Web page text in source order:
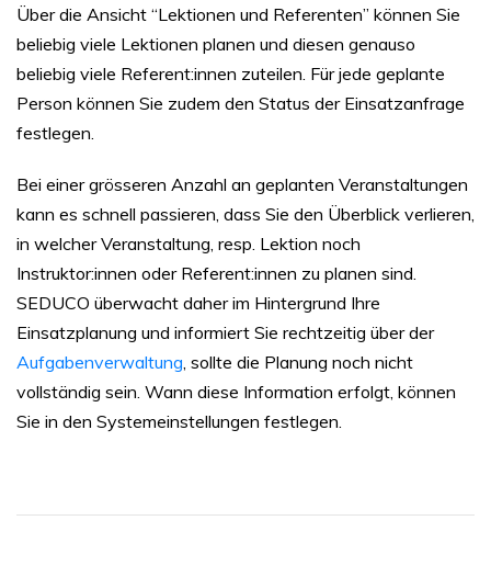
Über die Ansicht “Lektionen und Referenten” können Sie
beliebig viele Lektionen planen und diesen genauso
beliebig viele Referent:innen zuteilen. Für jede geplante
Person können Sie zudem den Status der Einsatzanfrage
festlegen.
Bei einer grösseren Anzahl an geplanten Veranstaltungen
kann es schnell passieren, dass Sie den Überblick verlieren,
in welcher Veranstaltung, resp. Lektion noch
Instruktor:innen oder Referent:innen zu planen sind.
SEDUCO überwacht daher im Hintergrund Ihre
Einsatzplanung und informiert Sie rechtzeitig über der
Aufgabenverwaltung , sollte die Planung noch nicht
vollständig sein. Wann diese Information erfolgt, können
Sie in den Systemeinstellungen festlegen.